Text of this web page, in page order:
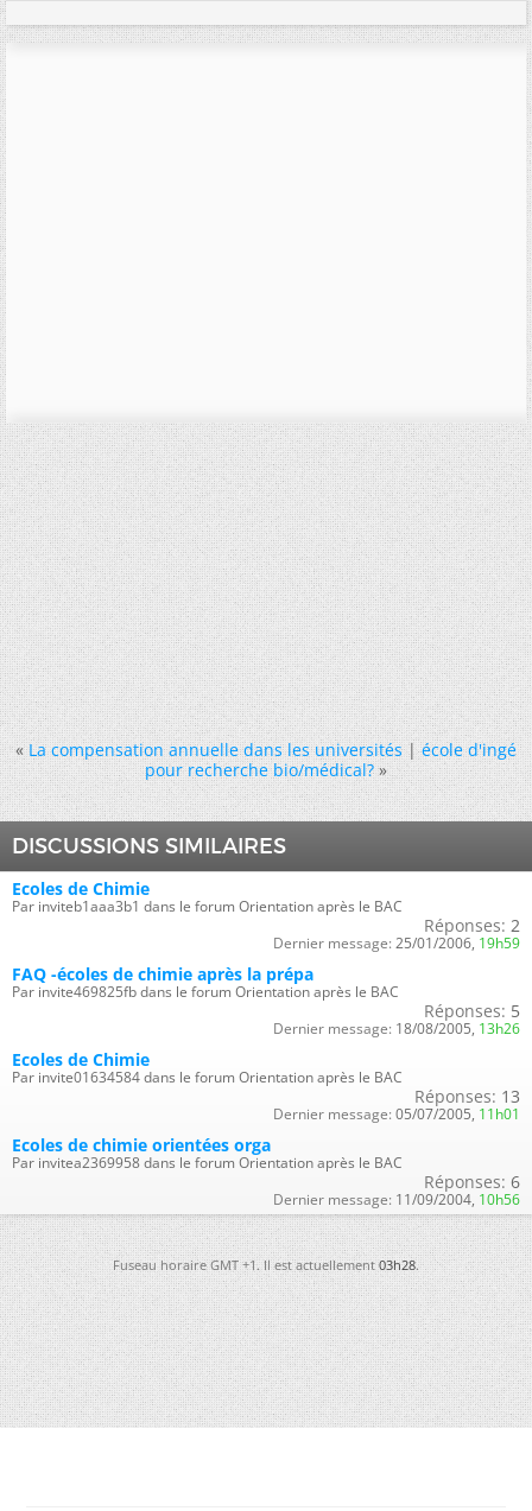
« La compensation annuelle dans les universités|école d'ingé
pour recherche bio/médical? »
DISCUSSIONS SIMILAIRES
Ecoles de Chimie
Par inviteb1aaa3b1 dans le forum Orientation après le BAC
Réponses: 2
Dernier message: 25/01/2006, 19h59
FAQ -écoles de chimie après la prépa
Par invite469825fb dans le forum Orientation après le BAC
Réponses: 5
Dernier message: 18/08/2005, 13h26
Ecoles de Chimie
Par invite01634584 dans le forum Orientation après le BAC
Réponses: 13
Dernier message: 05/07/2005, 11h01
Ecoles de chimie orientées orga
Par invitea2369958 dans le forum Orientation après le BAC
Réponses: 6
Dernier message: 11/09/2004, 10h56
Fuseau horaire GMT +1. Il est actuellement03h28.